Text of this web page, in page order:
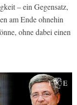
– ein Gegensatz,
am Ende ohnehin
ohne dabei einen